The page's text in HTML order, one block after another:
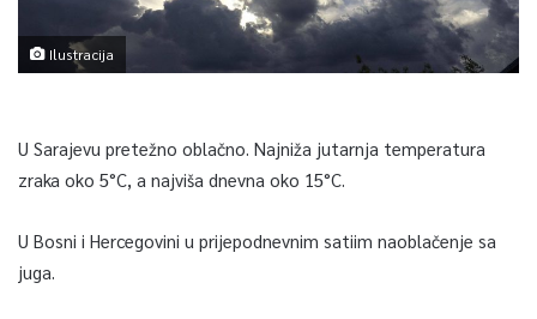
Ilustracija
U Sarajevu pretežno oblačno. Najniža jutarnja temperatura
zraka oko 5°C, a najviša dnevna oko 15°C.
U Bosni i Hercegovini u prijepodnevnim satiim naoblačenje sa
juga.